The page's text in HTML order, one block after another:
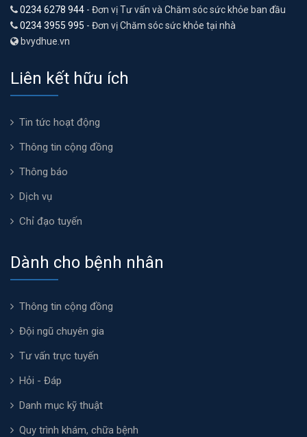
0234 6278 944 - Đơn vị Tư vấn và Chăm sóc sức khỏe ban đầu
0234 3955 995 - Đơn vị Chăm sóc sức khỏe tại nhà
bvydhue.vn
Liên kết hữu ích
Tin tức hoạt động
Thông tin cộng đồng
Thông báo
Dịch vụ
Chỉ đạo tuyến
Dành cho bệnh nhân
Thông tin cộng đồng
Đội ngũ chuyên gia
Tư vấn trực tuyến
Hỏi - Đáp
Danh mục kỹ thuật
Quy trình khám, chữa bệnh